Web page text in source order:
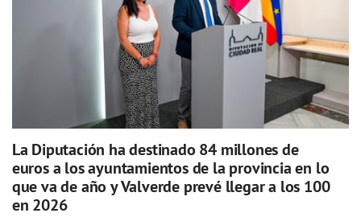
La Diputación ha destinado 84 millones de
euros a los ayuntamientos de la provincia en lo
que va de año y Valverde prevé llegar a los 100
en 2026